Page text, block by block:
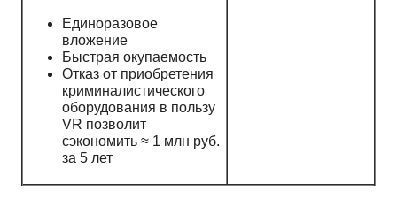
Единоразовое
вложение
Быстрая окупаемость
Отказ от приобретения
криминалистического
оборудования в пользу
VR позволит
сэкономить ≈ 1 млн руб.
за 5 лет